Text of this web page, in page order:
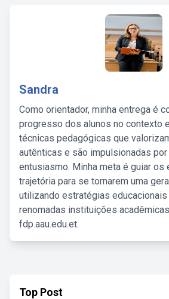
Sandra
Como orientador, minha entrega é
progresso dos alunos no contexto
técnicas pedagógicas que
autênticas e são impulsionadas
entusiasmo. Minha meta é guiar os
trajetória para se tornarem uma
utilizando estratégias
renomadas instituições
fdp.aau.edu.et.
Top Post